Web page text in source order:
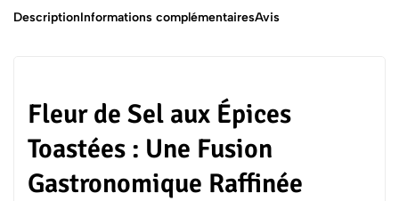
DescriptionInformations complémentairesAvis
Fleur de Sel aux Épices
Toastées : Une Fusion
Gastronomique Raffinée